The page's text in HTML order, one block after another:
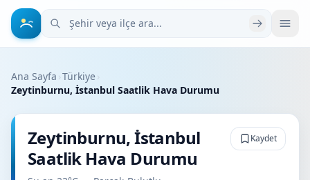
Şehir veya ilçe ara
Ana Sayfa ›Türkiye›
Zeytinburnu, İstanbul Saatlik Hava Durumu
Zeytinburnu, İstanbul
Saatlik Hava Durumu
Kaydet